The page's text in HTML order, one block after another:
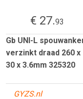
€ 27.93
Gb UNI-L
verzinkt draad 260 x
30 x 3.6mm 325320
GYZS.nl